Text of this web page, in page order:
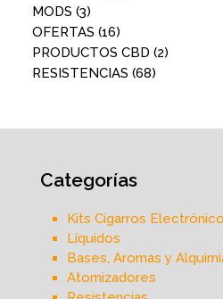
MODS (3)
OFERTAS (16)
PRODUCTOS CBD (2)
RESISTENCIAS (68)
Categorías
Kits Cigarros
Líquidos
Bases, Aromas y
Atomizadores